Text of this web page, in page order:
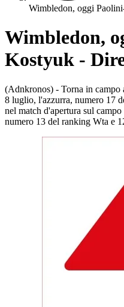
Wimbledon, oggi
Wimbledon,
Kostyuk -
(Adnkronos) - Torna in campo
8 luglio, l'azzurra, numero 17
nel match d'apertura sul
numero 13 del ranking Wta e